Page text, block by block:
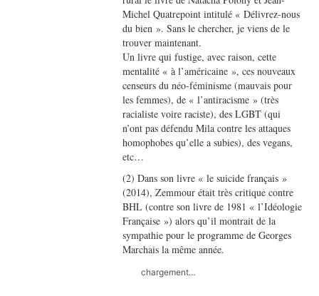
Michel Quatrepoint intitulé « Délivrez-nous
du bien ». Sans le chercher, je viens de le
trouver maintenant.
Un livre qui fustige, avec raison, cette
mentalité « à l’américaine », ces nouveaux
censeurs du néo-féminisme (mauvais pour
les femmes), de « l’antiracisme » (très
racialiste voire raciste), des LGBT (qui
n’ont pas défendu Mila contre les attaques
homophobes qu’elle a subies), des vegans,
etc…
(2) Dans son livre « le suicide français »
(2014), Zemmour était très critique contre
BHL (contre son livre de 1981 « l’Idéologie
Française ») alors qu’il montrait de la
sympathie pour le programme de Georges
Marchais la même année.
chargement…